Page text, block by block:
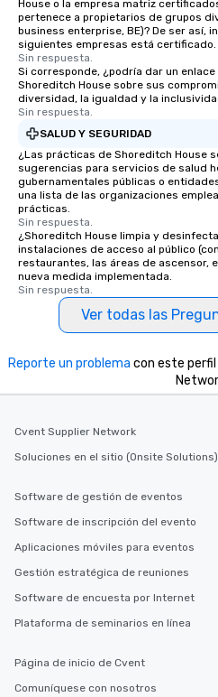
House o la empresa matriz
pertenece a propietarios de grupos
business enterprise, BE)? De ser así,
siguientes empresas está certificado.
Sin respuesta.
Si corresponde, ¿podría dar un
Shoreditch House sobre sus
diversidad, la igualdad y la
Sin respuesta.
SALUD Y SEGURIDAD
¿Las prácticas de Shoreditch House
sugerencias para servicios de salud
gubernamentales públicas o
una lista de las organizaciones
prácticas.
Sin respuesta.
¿Shoreditch House limpia y
instalaciones de acceso al público
restaurantes, las áreas de ascensor,
nueva medida implementada.
Sin respuesta.
Ver todas las
Reporte un problema con este perfil
Cvent Supplier Network
Soluciones en el sitio (Onsite Solutions)
Software de gestión de eventos
Software de inscripción del evento
Aplicaciones móviles para eventos
Gestión estratégica de reuniones
Software de encuesta por Internet
Plataforma de seminarios en línea
Página de inicio de Cvent
Comuníquese con nosotros